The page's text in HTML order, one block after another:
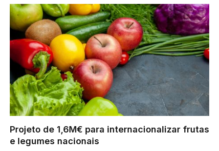
Projeto de 1,6M€ para internacionalizar frutas
e legumes nacionais